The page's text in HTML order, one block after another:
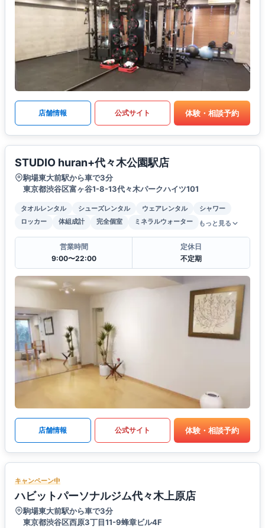
店舗情報 公式サイト 体験・相談予約
STUDIO huran+代々木公園駅店
駒場東大前駅から車で3分
東京都渋谷区富ヶ谷1-8-13代々木パークハイツ101
タオルレンタル シューズレンタル ウェアレンタル
シャワー
ロッカー
体組成計 完全個室 ミネラルウォーター もっと見る
営業時間
9:00〜22:00
定休日
不定期
店舗情報 公式サイト 体験・相談予約
キャンペーン中
ハビットパーソナルジム代々木上原店
駒場東大前駅から車で3分
東京都渋谷区西原3丁目11-9蜂章ビル4F